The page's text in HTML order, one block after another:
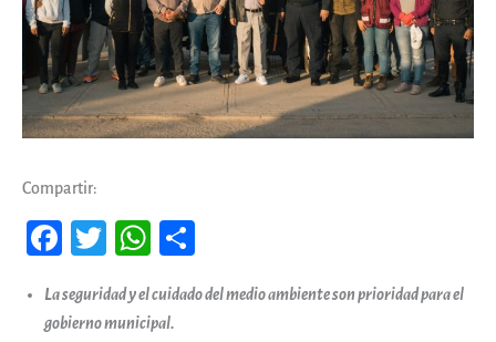
Compartir:
Fa
b
T
tt
W
ts pa
La seguridad y el cuidado del medio ambiente son prioridad para el
gobierno municipal.